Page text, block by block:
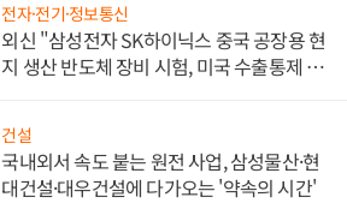
전자·전기·정보통신
외신 "삼성전자 SK하이닉스 중국 공장용 현
지 생산 반도체 장비 시험, 미국 수출통제 대
건설
국내외서 속도 붙는 원전 사업, 삼성물산·현
대건설·대우건설에 다가오는 '약속의 시간'